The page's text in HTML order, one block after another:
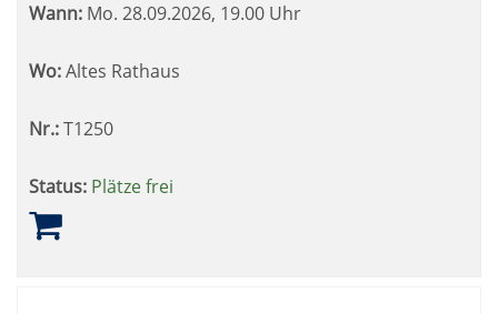
Wann: Mo. 28.09.2026, 19.00 Uhr
Wo:Altes Rathaus
Nr.:T1250
Status: Plätze frei